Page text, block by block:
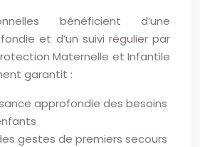
bénéficient d’une
et d’un suivi régulier par
Maternelle et Infantile
garantit :
approfondie des besoins
gestes de premiers secours